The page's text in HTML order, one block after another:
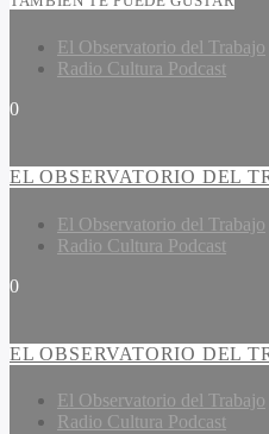
El Observatorio del Trabajo
Radio Cultura Podcast
0
EL OBSERVATORIO DEL
El Observatorio del Trabajo
Radio Cultura Podcast
0
EL OBSERVATORIO DEL
El Observatorio del Trabajo
Radio Cultura Podcast